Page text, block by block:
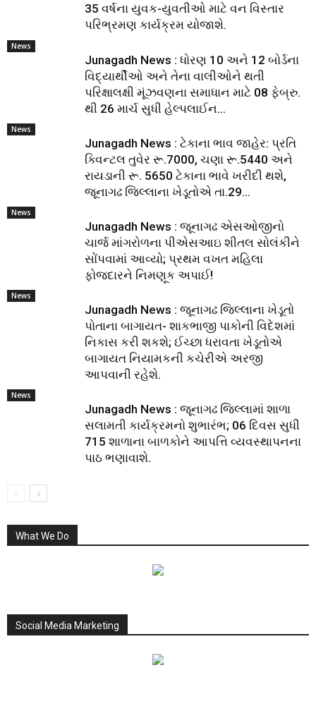
35 વર્ષના યુવક-યુવતીઓ માટે વન વિસ્તાર
પરિભ્રમણ કાર્યક્રમ યોજાશે.
News
Junagadh News : ધોરણ 10 અને 12 બોર્ડના
વિદ્યાર્થીઓ અને તેના વાલીઓને થતી
પરિક્ષાલક્ષી મૂંઝવણના સમાધાન માટે 08 ફેબ્રુ.
થી 26 માર્ચ સુધી હેલ્પલાઈન...
News
Junagadh News : ટેકાના ભાવ જાહેર: પ્રતિ
ક્વિન્ટલ તુવેર રૂ.7000, ચણા રૂ.5440 અને
રાયડાની રૂ. 5650 ટેકાના ભાવે ખરીદી થશે,
જૂનાગઢ જિલ્લાના ખેડૂતોએ તા.29...
News
Junagadh News : જૂનાગઢ એસઓજીનો
ચાર્જ માંગરોળના પીએસઆઇ શીતલ સોલંકીને
સોંપવામાં આવ્યો; પ્રથમ વખત મહિલા
ફોજદારને નિમણૂક અપાઈ!
News
Junagadh News : જૂનાગઢ જિલ્લાના ખેડૂતો
પોતાના બાગાયત- શાકભાજી પાકોની વિદેશમાં
નિકાસ કરી શકશે; ઈચ્છા ધરાવતા ખેડૂતોએ
બાગાયત નિયામકની કચેરીએ અરજી
આપવાની રહેશે.
News
Junagadh News : જૂનાગઢ જિલ્લામાં શાળા
સલામતી કાર્યક્રમનો શુભારંભ; 06 દિવસ સુધી
715 શાળાના બાળકોને આપત્તિ વ્યવસ્થાપનના
પાઠ ભણાવાશે.
What We Do
Social Media Marketing